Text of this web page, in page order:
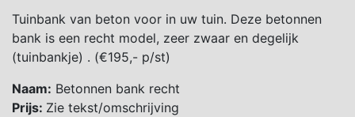
Tuinbank van beton voor in uw tuin. Deze betonnen
bank is een recht model, zeer zwaar en degelijk
(tuinbankje) . (€195,- p/st)
Naam: Betonnen bank recht
Prijs: Zie tekst/omschrijving